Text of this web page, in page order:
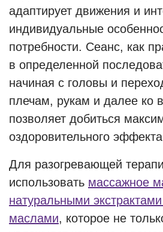
адаптирует движения и
индивидуальные
потребности. Сеанс, как
в определенной
начиная с головы и
плечам, рукам и далее ко
позволяет добиться
оздоровительного
Для разогревающей
использовать массажное
натуральными
маслами, которое не